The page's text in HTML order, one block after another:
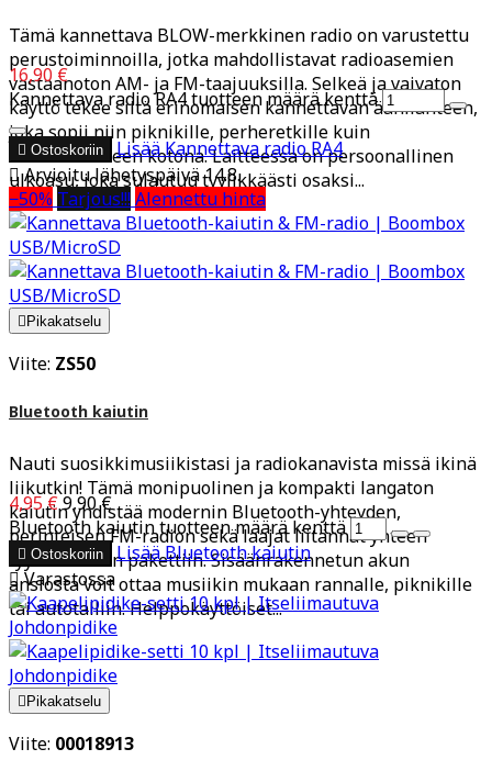
Tämä kannettava BLOW-merkkinen radio on varustettu
perustoiminnoilla, jotka mahdollistavat radioasemien
vastaanoton AM- ja FM-taajuuksilla. Selkeä ja vaivaton
käyttö tekee siitä erinomaisen kannettavan äänilähteen,
joka sopii niin piknikille, perheretkille kuin
rentoutumiseen kotona. Laitteessa on persoonallinen
ulkoasu, joka sulautuu tyylikkäästi osaksi...
16,90 €
Kannettava radio RA4 tuotteen määrä kenttä
 Ostoskoriin LisääKannettava radio RA4
Arvioitu lähetyspäivä 14.8.
−50% Tarjous!!!Alennettu hinta
Pikakatselu
Viite: ZS50
Bluetooth kaiutin
Nauti suosikkimusiikistasi ja radiokanavista missä ikinä
liikutkin! Tämä monipuolinen ja kompakti langaton
kaiutin yhdistää modernin Bluetooth-yhteyden,
perinteisen FM-radion sekä laajat liitännät yhteen
tyylikkääseen pakettiin. Sisäänrakennetun akun
ansiosta voit ottaa musiikin mukaan rannalle, piknikille
tai autotalliin. Helppokäyttöiset...
4,95 € 9,90 €
Bluetooth kaiutin tuotteen määrä kenttä
 Ostoskoriin LisääBluetooth kaiutin
Varastossa
 Pikakatselu
Viite: 00018913